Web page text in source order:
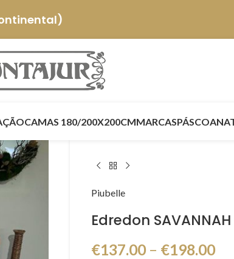
CAMAS 180/200X200CMMARCASPÁSCOA
Piubelle
Edredon
€137.00 – €198.00